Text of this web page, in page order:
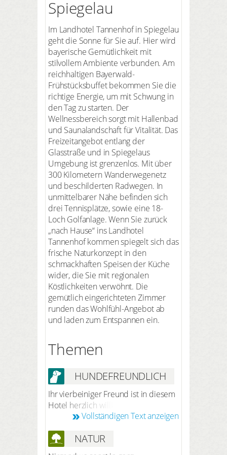
Spiegelau
Im Landhotel Tannenhof in Spiegelau
geht die Sonne für Sie auf. Hier wird
bayerische Gemütlichkeit mit
stilvollem Ambiente verbunden. Am
reichhaltigen Bayerwald-
Frühstücksbuffet bekommen Sie die
richtige Energie, um mit Schwung in
den Tag zu starten. Der
Wellnessbereich sorgt mit Hallenbad
und Saunalandschaft für Vitalität. Das
Freizeitangebot entlang der
Glasstraße und in Spiegelaus
Umgebung ist grenzenlos. Mit über
300 Kilometern Wanderwegenetz
und beschilderten Radwegen. In
unmittelbarer Nähe befinden sich
drei Tennisplätze, sowie eine 18-
Loch Golfanlage. Wenn Sie zurück
„nach Hause“ ins Landhotel
Tannenhof kommen spiegelt sich das
frische Naturkonzept in den
schmackhaften Speisen der Küche
wider, die Sie mit regionalen
Köstlichkeiten verwöhnt. Die
gemütlich eingerichteten Zimmer
runden das Wohlfühl-Angebot ab
und laden zum Entspannen ein.
Themen
HUNDEFREUNDLICH
Ihr vierbeiniger Freund ist in diesem
Hotel herzlich willkommen. Nach
vorheriger Anmeldung bei der
pro Hund/Nacht (ohne Futter). Ihr
Hund darf Sie nicht ins Restaurant
Vollständigen Text anzeigen
NATUR